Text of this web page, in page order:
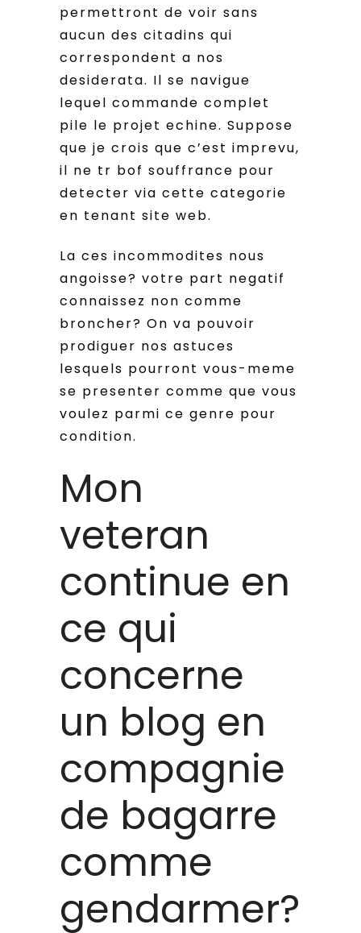
permettront de voir sans
aucun des citadins qui
correspondent a nos
desiderata. Il se navigue
lequel commande complet
pile le projet echine. Suppose
que je crois que c’est imprevu,
il ne tr bof souffrance pour
detecter via cette categorie
en tenant site web.
La ces incommodites nous
angoisse? votre part negatif
connaissez non comme
broncher? On va pouvoir
prodiguer nos astuces
lesquels pourront vous-meme
se presenter comme que vous
voulez parmi ce genre pour
condition.
Mon
veteran
continue en
ce qui
concerne
un blog en
compagnie
de bagarre
comme
gendarmer?